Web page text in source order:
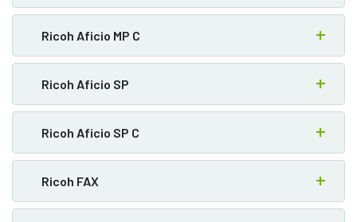
Ricoh Aficio MP C
Ricoh Aficio SP
Ricoh Aficio SP C
Ricoh FAX